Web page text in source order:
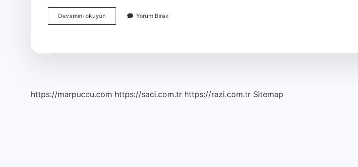
Devamını okuyun Temporal
Ne
Yorum Bırak
https://marpuccu.com https://saci.com.tr https://razi.com.tr Sitemap